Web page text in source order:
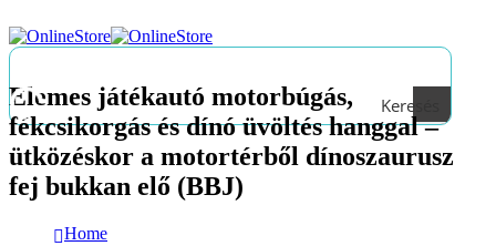
Keresés
Elemes játékautó motorbúgás,
fékcsikorgás és dínó üvöltés hanggal –
ütközéskor a motortérből dínoszaurusz
fej bukkan elő (BBJ)
Home